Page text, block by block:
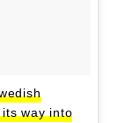
way into